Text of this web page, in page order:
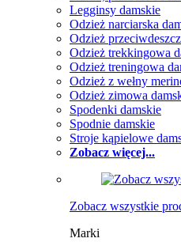
Legginsy damskie
Odzież narciarska
Odzież
Odzież trekkingowa
Odzież treningowa
Odzież z wełny
Odzież zimowa
Spodenki damskie
Spodnie damskie
Stroje kąpielowe
Zobacz więcej...
Zobacz wszystkie
Marki